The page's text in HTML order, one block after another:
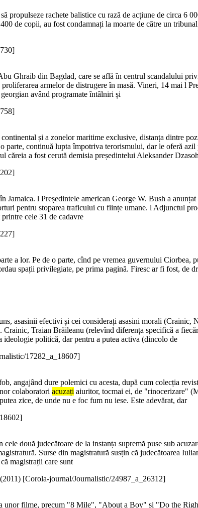
propulseze rachete balistice cu rază de acțiune de circa 6
de copii, au fost condamnați la moarte de către un
Ghraib din Bagdad, care se află în centrul scandalului
proliferarea armelor de distrugere în masă. Vineri, 14 mai l
având programate întâlniri și
și a zonelor maritime exclusive, distanța dintre
parte, continuă lupta împotriva terorismului, dar le oferă
căreia a fost cerută demisia președintelui Aleksander
Jamaica. l Președintele american George W. Bush a
pentru stoparea traficului cu ființe umane. l Adjunctul
cele 31 de cadavre
a lor. Pe de o parte, cînd pe vremea guvernului Ciorbea,
spații privilegiate, pe prima pagină. Firesc ar fi fost, de
asasinii efectivi și cei considerați asasini morali (Crainic,
Crainic, Traian Brăileanu (relevînd diferența specifică a
politică, dar pentru a putea activa (dincolo de
17282_a_18607]
angajând dure polemici cu acesta, după cum colecția
colaboratori acuzați aiuritor, tocmai ei, de "rinocerizare"
zice, de unde nu e foc fum nu iese. Este adevărat, dar
două judecătoare de la instanța supremă puse sub
Surse din magistratură susțin că judecătoarea
magistrații care sunt
(2011) [Corola-journal/Journalistic/24987_a_26312]
unor filme, precum "8 Mile", "About a Boy" și "Do the